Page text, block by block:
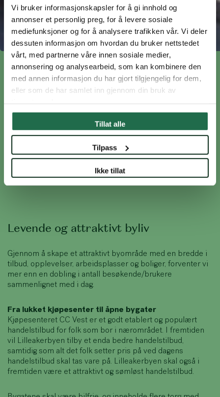
Vi bruker informasjonskapsler for å gi innhold og
annonser et personlig preg, for å levere sosiale
mediefunksjoner og for å analysere trafikken vår. Vi deler
dessuten informasjon om hvordan du bruker nettstedet
vårt, med partnerne våre innen sosiale medier,
annonsering og analysearbeid, som kan kombinere den
med annen informasjon du har gjort tilgjengelig for dem,
eller som de har samlet inn gjennom din bruk av
Tillat alle
Tilpass
Ikke tillat
REGULERINGSPLAN
Levende og attraktivt byliv
Lilleakerbyen skal bli nærhetsbyen, der alt du
trenger finnes i gangavstand. Bygatene skal
fylles med butikker, kaféer, restauranter og
kulturtilbud.
Levende og attraktivt byliv
Gjennom å skape et attraktivt byområde med en bredde i
tilbud, opplevelser, arbeidsplasser og boliger, forventer vi
mer enn en dobling i antall besøkende/brukere
sammenlignet med i dag.
Fra lukket kjøpesenter til åpne bygater
Kjøpesenteret CC Vest er et godt etablert og populært
handelstilbud for folk som bor i nærområdet. I fremtiden
vil Lilleakerbyen tilby et enda bedre handelstilbud,
samtidig som alt det folk setter pris på ved dagens
handelstilbud skal tas vare på. Lilleakerbyen skal også i
fremtiden være et attraktivt og sømløst handelstilbud.